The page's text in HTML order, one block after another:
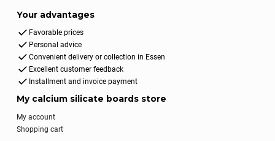
Your advantages
Favorable prices
Personal advice
Convenient delivery or collection in Essen
Excellent customer feedback
Installment and invoice payment
My calcium silicate boards store
My account
Shopping cart